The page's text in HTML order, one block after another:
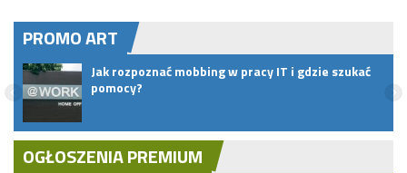
PROMO ART
Jak rozpoznać mobbing w pracy IT i gdzie szukać
pomocy?
OGŁOSZENIA PREMIUM